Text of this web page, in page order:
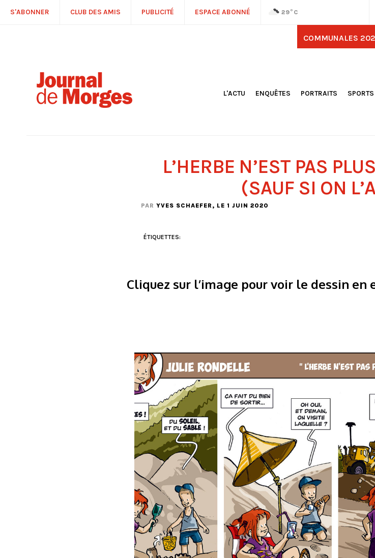
S'ABONNER CLUB DES AMIS PUBLICITÉ ESPACE ABONNÉ 29°C
COMMUNALES
L'ACTU
CULTURE
PLANÈTE
ENQUÊTES PORTRAITS
SPORTS
L’HERBE N’EST PAS
(SAUF SI ON
PAR YVES SCHAEFER, LE 1 JUIN 2020
ÉTIQUETTES:
Cliquez sur l’image pour voir le dessin en